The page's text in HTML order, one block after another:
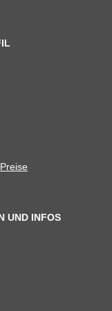
UND INFOS